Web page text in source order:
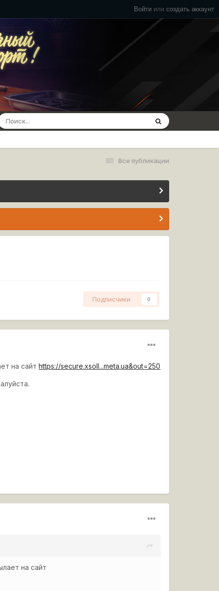
Войти или создать аккаунт
Все публикации
Подписчики 0
на сайтhttps://secure.xsoll...meta.ua&out=250
на сайт